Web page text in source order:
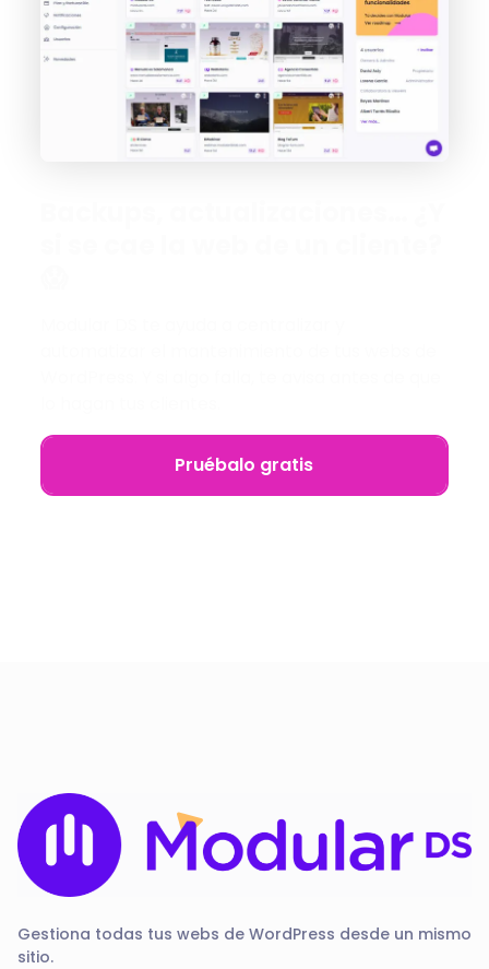
Pruébalo gratis
Gestiona todas tus webs de WordPress desde un mismo
sitio.